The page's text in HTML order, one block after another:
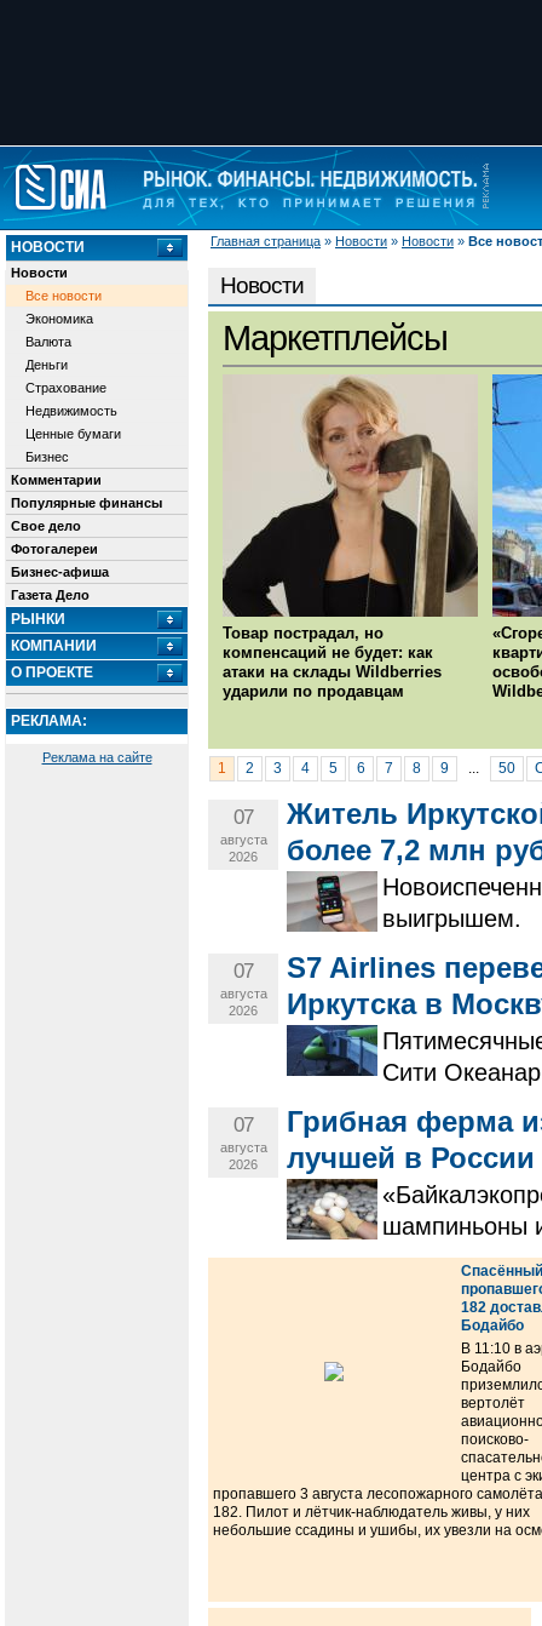
Главная страница » Новости » Новости » Все
НОВОСТИ
Новости
Все новости
Экономика
Валюта
Деньги
Страхование
Недвижимость
Ценные бумаги
Бизнес
Комментарии
Популярные финансы
Свое дело
Фотогалереи
Бизнес-афиша
Газета Дело
РЫНКИ
КОМПАНИИ
О ПРОЕКТЕ
РЕКЛАМА:
Реклама на сайте
Новости
Маркетплейсы
Товар пострадал, но
компенсаций не будет: как
атаки на склады Wildberries
ударили по продавцам
1 2 3 4 5 6 7 8 9 ... 50
07
августа
2026
Житель
более 7,2 млн
выигрышем.
07
августа
2026
S7 Airlines
Иркутска в
Сити
07
августа
2026
Грибная ферма
лучшей в России
шампиньоны
182
Бодайбо
В 11:10 в
Бодайбо
вертолёт
поисково-
центра с
пропавшего 3 августа лесопожарного
182. Пилот и лётчик-наблюдатель живы, у них
небольшие ссадины и ушибы, их увезли на